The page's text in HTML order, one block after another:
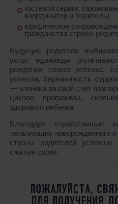
гостевой сервис
координатор и водитель);
юридическое
гражданства страны
Будущие родители
услуг, единожды
рождения своего ребенка.
успехом, беременность
― клиника за свой счет
циклов программы,
здорового ребенка.
Благодаря отработанным
легализация новорожденного
страны родителей успешно
сжатые сроки.
ПОЖАЛУЙСТА,